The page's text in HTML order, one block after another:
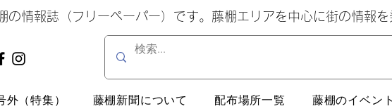
の情報誌（フリーペーパー）です。藤棚エリアを中心に街の情報を
外（特集） 藤棚新聞について 配布場所一覧 藤棚のイベント